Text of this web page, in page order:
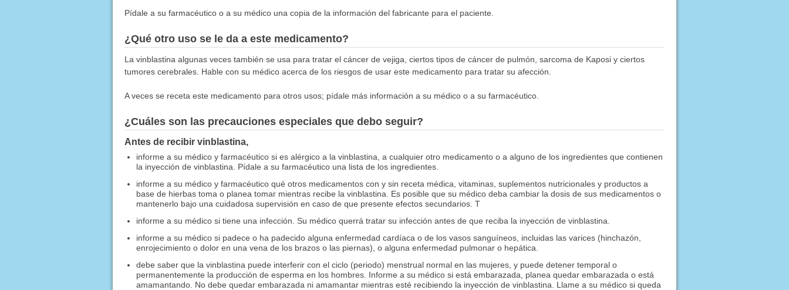
Pídale a su farmacéutico o a su médico una copia de la información del fabricante para el paciente.
¿Qué otro uso se le da a este medicamento?
La vinblastina algunas veces también se usa para tratar el cáncer de vejiga, ciertos tipos de cáncer de pulmón, sarcoma de Kaposi y ciertos
tumores cerebrales. Hable con su médico acerca de los riesgos de usar este medicamento para tratar su afección.
A veces se receta este medicamento para otros usos; pídale más información a su médico o a su farmacéutico.
¿Cuáles son las precauciones especiales que debo seguir?
Antes de recibir vinblastina,
informe a su médico y farmacéutico si es alérgico a la vinblastina, a cualquier otro medicamento o a alguno de los ingredientes que contienen
la inyección de vinblastina. Pídale a su farmacéutico una lista de los ingredientes.
informe a su médico y farmacéutico qué otros medicamentos con y sin receta médica, vitaminas, suplementos nutricionales y productos a
base de hierbas toma o planea tomar mientras recibe la vinblastina. Es posible que su médico deba cambiar la dosis de sus medicamentos o
mantenerlo bajo una cuidadosa supervisión en caso de que presente efectos secundarios. T
informe a su médico si tiene una infección. Su médico querrá tratar su infección antes de que reciba la inyección de vinblastina.
informe a su médico si padece o ha padecido alguna enfermedad cardíaca o de los vasos sanguíneos, incluidas las varices (hinchazón,
enrojecimiento o dolor en una vena de los brazos o las piernas), o alguna enfermedad pulmonar o hepática.
debe saber que la vinblastina puede interferir con el ciclo (periodo) menstrual normal en las mujeres, y puede detener temporal o
permanentemente la producción de esperma en los hombres. Informe a su médico si está embarazada, planea quedar embarazada o está
amamantando. No debe quedar embarazada ni amamantar mientras esté recibiendo la inyección de vinblastina. Llame a su médico si queda